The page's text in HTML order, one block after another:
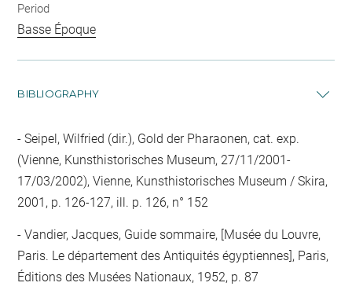
Period
Basse Époque
BIBLIOGRAPHY
Seipel, Wilfried (dir.), Gold der Pharaonen, cat. exp.
(Vienne, Kunsthistorisches Museum, 27/11/2001-
17/03/2002), Vienne, Kunsthistorisches Museum / Skira,
2001, p. 126-127, ill. p. 126, n° 152
Vandier, Jacques, Guide sommaire, [Musée du Louvre,
Paris. Le département des Antiquités égyptiennes], Paris,
Éditions des Musées Nationaux, 1952, p. 87